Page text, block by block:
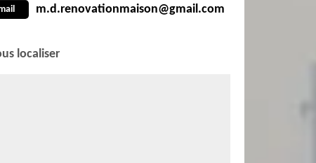
m.d.renovationmaison@gmail.com
localiser